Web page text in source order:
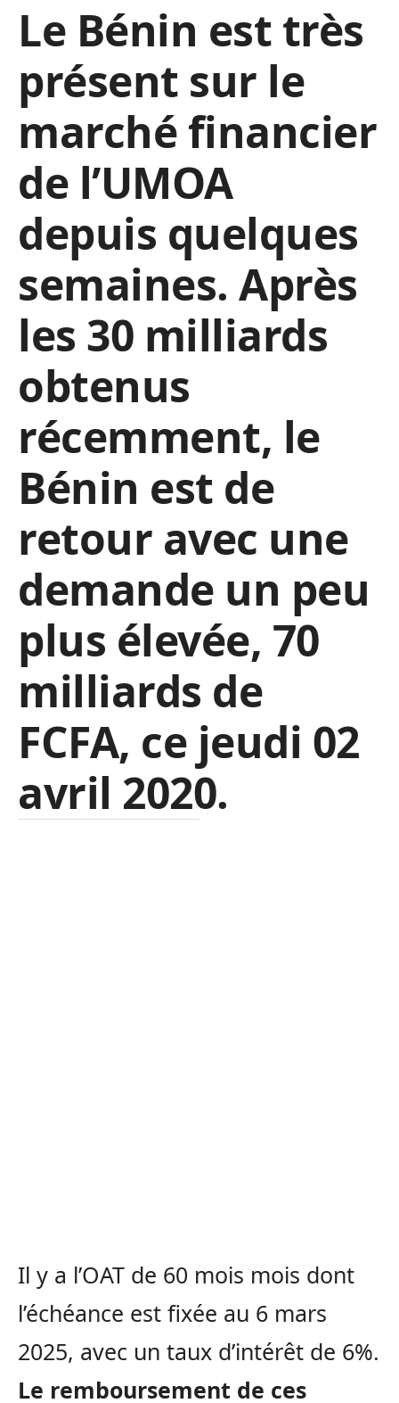
Le Bénin est très
présent sur le
marché financier
de l’UMOA
depuis quelques
semaines. Après
les 30 milliards
obtenus
récemment, le
Bénin est de
retour avec une
demande un peu
plus élevée, 70
milliards de
FCFA, ce jeudi 02
avril 2020.
Il y a l’OAT de 60 mois mois dont
l’échéance est fixée au 6 mars
2025, avec un taux d’intérêt de 6%.
Le remboursement de ces